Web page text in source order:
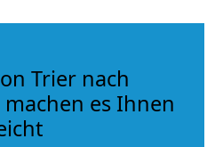
Trier nach
es Ihnen